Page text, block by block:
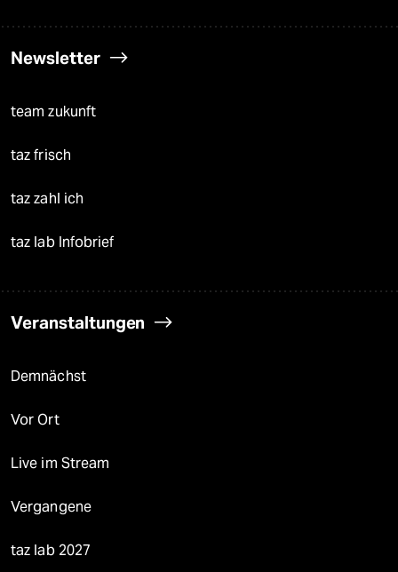
Newsletter
team zukunft
taz frisch
taz zahl ich
taz lab Infobrief
Veranstaltungen
Demnächst
Vor Ort
Live im Stream
Vergangene
taz lab 2027